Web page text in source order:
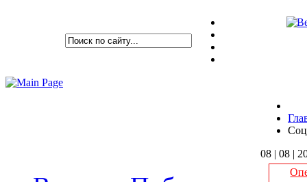
08 | 08 |